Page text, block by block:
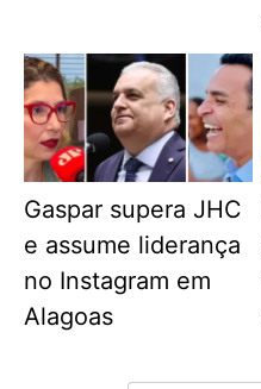
Gaspar supera JHC
e assume liderança
no Instagram em
Alagoas